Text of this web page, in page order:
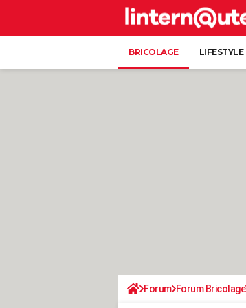
BRICOLAGE LIFESTYLE
Forum Forum Bricolage